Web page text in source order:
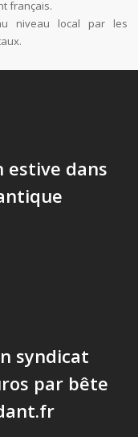
français.
niveau local par les
estive dans
syndicat
par bête